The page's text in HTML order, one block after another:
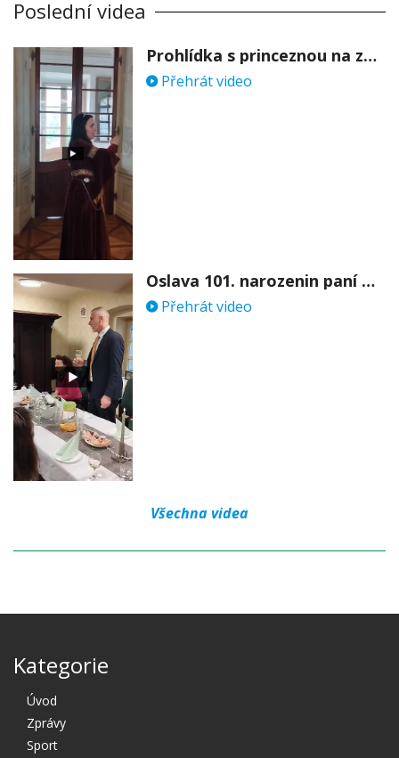
Poslední videa
Prohlídka s princeznou na zámku Stekník
Přehrát video
Oslava 101. narozenin paní Věry Skořepové
Přehrát video
Všechna videa
Kategorie
Úvod
Zprávy
Sport